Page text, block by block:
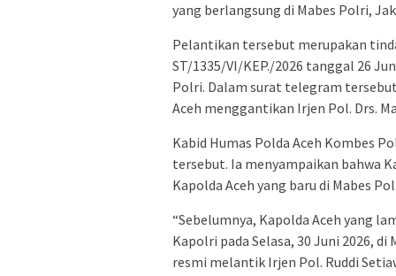
yang berlangsung di Mabes Polri,
Pelantikan tersebut merupakan
ST/1335/VI/KEP./2026 tanggal 26
Polri. Dalam surat telegram
Aceh menggantikan Irjen Pol. Drs.
Kabid Humas Polda Aceh Kombes
tersebut. Ia menyampaikan bahwa
Kapolda Aceh yang baru di Mabes
“Sebelumnya, Kapolda Aceh yang
Kapolri pada Selasa, 30 Juni 2026,
resmi melantik Irjen Pol. Ruddi